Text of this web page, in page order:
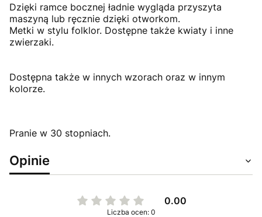
Dzięki ramce bocznej ładnie wygląda przyszyta
maszyną lub ręcznie dzięki otworkom.
Metki w stylu folklor. Dostępne także kwiaty i inne
zwierzaki.
Dostępna także w innych wzorach oraz w innym
kolorze.
Pranie w 30 stopniach.
Opinie
0.00
Liczba ocen: 0